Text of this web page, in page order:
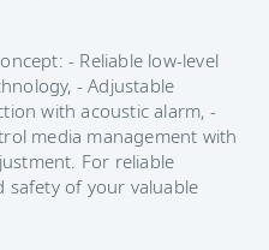
- Reliable low-level
- Adjustable
with acoustic alarm, -
media management with
For reliable
safety of your valuable